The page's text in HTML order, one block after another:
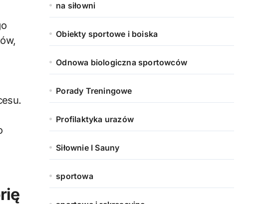
na siłowni
Obiekty sportowe i boiska
Odnowa biologiczna sportowców
Porady Treningowe
Profilaktyka urazów
Siłownie I Sauny
sportowa